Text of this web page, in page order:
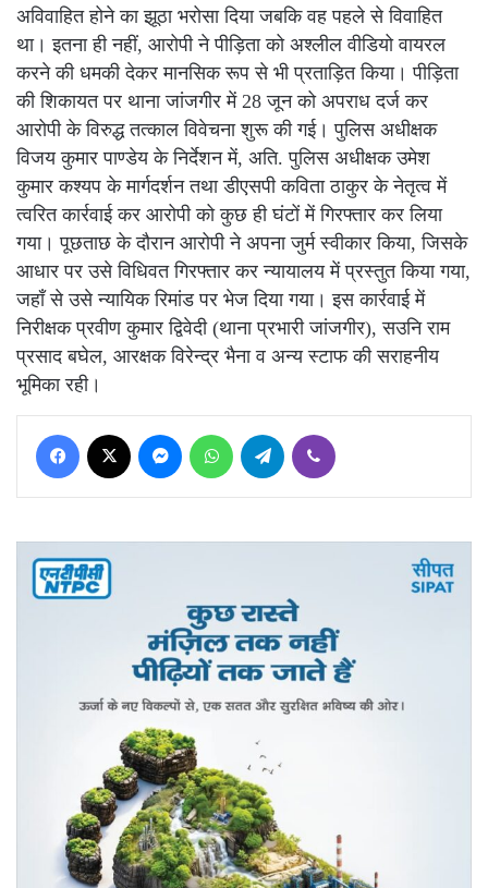
अविवाहित होने का झूठा भरोसा दिया जबकि वह पहले से विवाहित
था। इतना ही नहीं, आरोपी ने पीड़िता को अश्लील वीडियो वायरल
करने की धमकी देकर मानसिक रूप से भी प्रताड़ित किया। पीड़िता
की शिकायत पर थाना जांजगीर में 28 जून को अपराध दर्ज कर
आरोपी के विरुद्ध तत्काल विवेचना शुरू की गई। पुलिस अधीक्षक
विजय कुमार पाण्डेय के निर्देशन में, अति. पुलिस अधीक्षक उमेश
कुमार कश्यप के मार्गदर्शन तथा डीएसपी कविता ठाकुर के नेतृत्व में
त्वरित कार्रवाई कर आरोपी को कुछ ही घंटों में गिरफ्तार कर लिया
गया। पूछताछ के दौरान आरोपी ने अपना जुर्म स्वीकार किया, जिसके
आधार पर उसे विधिवत गिरफ्तार कर न्यायालय में प्रस्तुत किया गया,
जहाँ से उसे न्यायिक रिमांड पर भेज दिया गया। इस कार्रवाई में
निरीक्षक प्रवीण कुमार द्विवेदी (थाना प्रभारी जांजगीर), सउनि राम
प्रसाद बघेल, आरक्षक विरेन्द्र भैना व अन्य स्टाफ की सराहनीय
भूमिका रही।
Facebook Messenger WhatsApp Telegram